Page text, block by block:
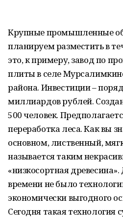
Крупные промышленные
планируем разместить в
это, к примеру, завод по
плиты в селе
района. Инвестиции –
миллиардов рублей.
500 человек.
переработка леса. Как вы
основном, лиственный,
называется таким
«низкосортная
времени не было
экономически выгодного
Сегодня такая технология